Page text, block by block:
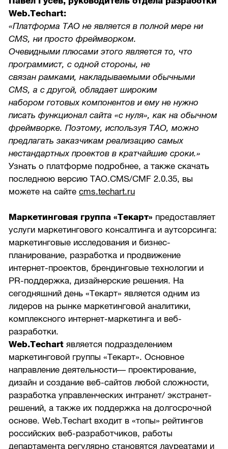
Web.Techart:
«Платформа TAO не является в полной мере ни
CMS, ни просто фреймворком.
Очевидными плюсами этого является то, что
программист, с одной стороны, не
связан рамками, накладываемыми обычными
CMS, а с другой, обладает широким
набором готовых компонентов и ему не нужно
писать функционал сайта «с нуля», как на обычном
фреймворке. Поэтому, используя TAO, можно
предлагать заказчикам реализацию самых
нестандартных проектов в кратчайшие сроки.»
Узнать о платформе подробнее, а также скачать
последнюю версию TAO.CMS/CMF 2.0.35, вы
можете на сайтеcms.techart.ru
Маркетинговая группа «Текарт» предоставляет
услуги маркетингового консалтинга и аутсорсинга:
маркетинговые исследования и бизнес-
планирование, разработка и продвижение
интернет-проектов, брендинговые технологии и
PR-поддержка, дизайнерские решения. На
сегодняшний день «Текарт» является одним из
лидеров на рынке маркетинговой аналитики,
комплексного интернет-маркетинга и веб-
разработки.
Web.Techartявляется подразделением
маркетинговой группы «Текарт». Основное
направление деятельности— проектирование,
дизайн и создание веб-сайтов любой сложности,
разработка управленческих интранет/ экстранет-
решений, а также их поддержка на долгосрочной
основе. Web.Techart входит в «топы» рейтингов
российских веб-разработчиков, работы
департамента регулярно становятся лауреатами и